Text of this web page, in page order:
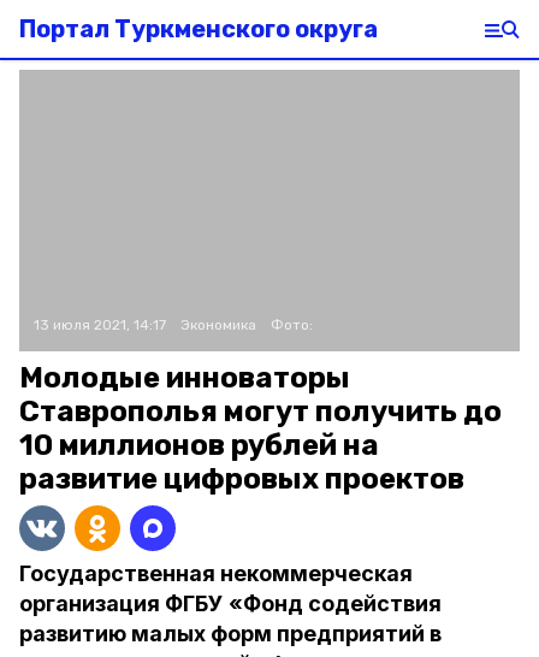
Портал Туркменского округа
13 июля 2021, 14:17 Экономика Фото:
Молодые инноваторы
Ставрополья могут получить до
10 миллионов рублей на
развитие цифровых проектов
Государственная некоммерческая
организация ФГБУ «Фонд содействия
развитию малых форм предприятий в